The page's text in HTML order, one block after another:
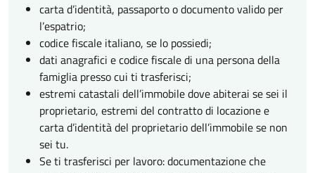
carta d’identità, passaporto o documento valido per
l’espatrio;
codice fiscale italiano, se lo possiedi;
dati anagrafici e codice fiscale di una persona della
famiglia presso cui ti trasferisci;
estremi catastali dell’immobile dove abiterai se sei il
proprietario, estremi del contratto di locazione e
carta d’identità del proprietario dell’immobile se non
sei tu.
Se ti trasferisci per lavoro: documentazione che